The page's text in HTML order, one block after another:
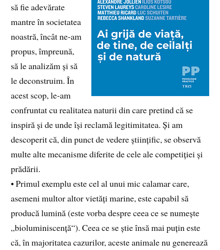
să fie adevărate
mantre în societatea
noastră, încât ne‑am
propus, împreună,
să le analizăm și să
le deconstruim. În
acest scop, le‑am
confruntat cu realitatea naturii din care pretind că se
inspiră și de unde își reclamă legitimitatea. Și am
descoperit că, din punct de vedere științific, se observă
multe alte mecanisme diferite de cele ale competiției și
prădării.
• Primul exemplu este cel al unui mic calamar care,
asemeni multor altor vietăți marine, este capabil să
producă lumină (este vorba despre ceea ce se numește
„bioluminiscență“). Ceea ce se știe însă mai puțin este
că, în majoritatea cazurilor, aceste animale nu generează